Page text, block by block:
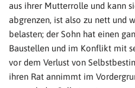
aus ihrer Mutterrolle und kann
abgrenzen, ist also zu nett und
belasten; der Sohn hat einen
Baustellen und im Konflikt mit
vor dem Verlust von
ihren Rat annimmt im